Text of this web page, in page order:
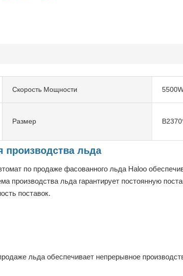
Скорость Мощности
Размер
производства льда
по продаже фасованного льда Haloo
льда гарантирует постоянную
поставок.
льда обеспечивает непрерывное